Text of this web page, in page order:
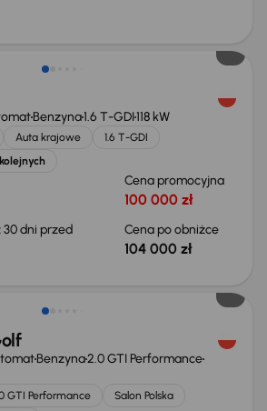
Benzyna1.6 T-GDI118 kW
Auta krajowe
1.6 T-GDI
Cena promocyjna
100 000 zł
30 dni przed
Cena po obniżce
104 000 zł
Benzyna2.0 GTI Performance
GTI Performance
Salon Polska